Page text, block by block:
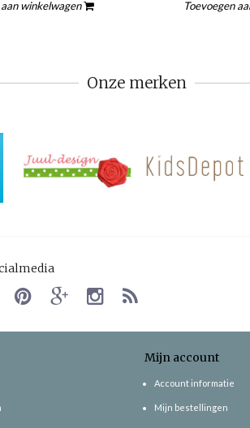
aan winkelwagen Toevoegen
Onze merken
Mijn account
Account informatie
Mijn bestellingen